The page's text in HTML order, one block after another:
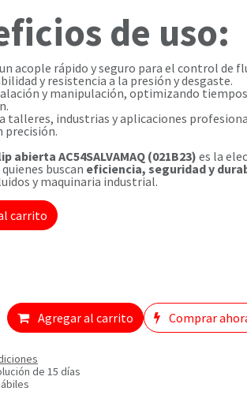
de uso:
acople rápido y seguro para el control de
y resistencia a la presión y desgaste.
y manipulación, optimizando
talleres, industrias y aplicaciones
precisión.
abierta AC54SALVAMAQ (021B23) es la
buscan eficiencia, seguridad y
y maquinaria industrial.
carrito
Agregar al carrito Comprar
de 15 días